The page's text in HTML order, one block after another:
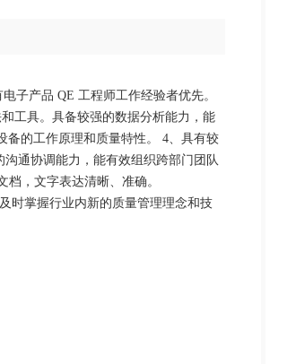
子产品 QE 工程师工作经验者优先。
工具。具备较强的数据分析能力，能
备的工作原理和质量特性。 4、具有较
通协调能力，能有效组织跨部门团队
档，文字表达清晰、准确。
时掌握行业内新的质量管理理念和技